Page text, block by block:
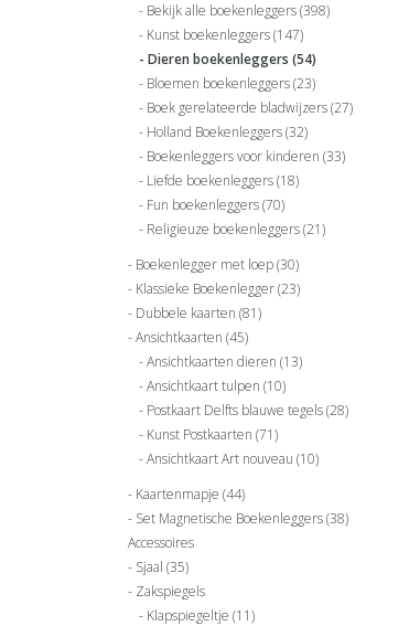
Bekijk alle boekenleggers(398)
Kunst boekenleggers(147)
Dieren boekenleggers (54)
Bloemen boekenleggers(23)
Boek gerelateerde bladwijzers(27)
Holland Boekenleggers(32)
Boekenleggers voor kinderen (33)
Liefde boekenleggers(18)
Fun boekenleggers(70)
Religieuze boekenleggers(21)
Boekenlegger met loep(30)
Klassieke Boekenlegger(23)
Dubbele kaarten (81)
Ansichtkaarten (45)
Ansichtkaarten dieren (13)
Ansichtkaart tulpen (10)
Postkaart Delfts blauwe tegels(28)
Kunst Postkaarten (71)
Ansichtkaart Art nouveau (10)
Kaartenmapje (44)
Set Magnetische Boekenleggers(38)
Accessoires
Sjaal (35)
Zakspiegels
Klapspiegeltje (11)